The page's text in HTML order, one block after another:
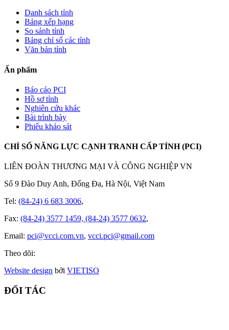
Danh sách tỉnh
Bảng xếp hạng
So sánh tỉnh
Bảng chỉ số các tỉnh
Văn bản tỉnh
Ấn phẩm
Báo cáo PCI
Hồ sơ tỉnh
Nghiên cứu khác
Bài trình bày
Phiếu khảo sát
CHỈ SỐ NĂNG LỰC CẠNH TRANH CẤP TỈNH (PCI)
LIÊN ĐOÀN THƯƠNG MẠI VÀ CÔNG NGHIỆP VN
Số 9 Đào Duy Anh, Đống Đa, Hà Nội, Việt Nam
Tel: (84-24) 6 683 3006,
Fax: (84-24) 3577 1459, (84-24) 3577 0632,
Email: pci@vcci.com.vn, vcci.pci@gmail.com
Theo dõi:
Website design bởi VIETISO
ĐỐI TÁC